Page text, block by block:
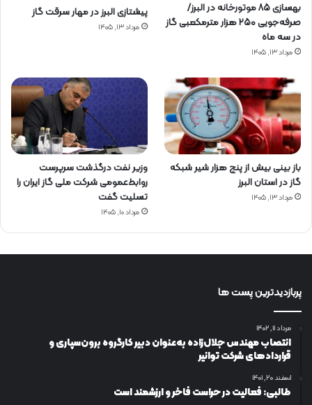
بهسازی ۸۵ موتورخانه در البرز/
صرفه‌جویی ۲۵۰ هزار مترمکعبی گاز
در سه ماه
مرداد ۱۳, ۱۴۰۵
پیشتازی البرز در مهار سرقت گاز
مرداد ۱۳, ۱۴۰۵
باز بینی بیش از پنج هزار شیر شبکه
گاز در استان البرز
مرداد ۱۳, ۱۴۰۵
وزیر نفت درگذشت سرپرست
روابط‌عمومی شرکت ملی گاز ایران را
تسلیت گفت
مرداد ۱۰, ۱۴۰۵
پربازدیدترین پست ها
مرداد ۱۱, ۱۴۰۲
انتصاب مهندس جلال‌زاده به‌عنوان دبیر كارگروه برون‌سپاری و
قراردادهای شركت توانیر
اسفند ۲۰, ۱۴۰۱
طالبی: فعالیت در حراست فاخر و ارزشمند است